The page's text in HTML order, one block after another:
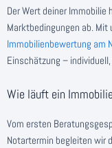
Der Wert deiner Immobilie
Marktbedingungen ab.
Immobilienbewertung am
Einschätzung –
Wie läuft ein
Vom ersten
Notartermin begleiten wir